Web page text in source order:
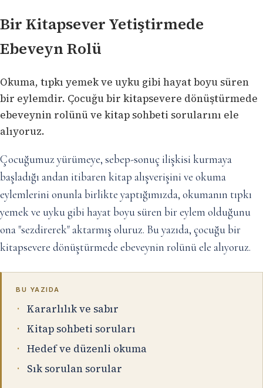
Bir Kitapsever Yetiştirmede
Ebeveyn Rolü
Okuma, tıpkı yemek ve uyku gibi hayat boyu süren
bir eylemdir. Çocuğu bir kitapsevere dönüştürmede
ebeveynin rolünü ve kitap sohbeti sorularını ele
alıyoruz.
Çocuğumuz yürümeye, sebep-sonuç ilişkisi kurmaya
başladığı andan itibaren kitap alışverişini ve okuma
eylemlerini onunla birlikte yaptığımızda, okumanın tıpkı
yemek ve uyku gibi hayat boyu süren bir eylem olduğunu
ona "sezdirerek" aktarmış oluruz. Bu yazıda, çocuğu bir
kitapsevere dönüştürmede ebeveynin rolünü ele alıyoruz.
BU YAZIDA
Kararlılık ve sabır
Kitap sohbeti soruları
Hedef ve düzenli okuma
Sık sorulan sorular